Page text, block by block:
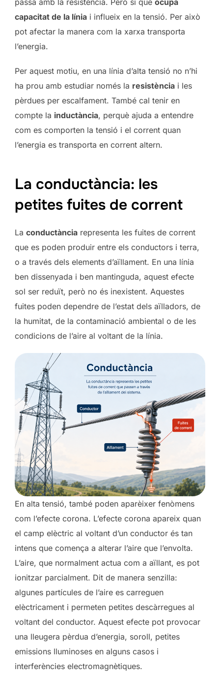
passa amb la resistència. Però sí que ocupa
capacitat de la línia i influeix en la tensió. Per això
pot afectar la manera com la xarxa transporta
l’energia.
Per aquest motiu, en una línia d’alta tensió no n’hi
ha prou amb estudiar només la resistència i les
pèrdues per escalfament. També cal tenir en
compte la inductància, perquè ajuda a entendre
com es comporten la tensió i el corrent quan
l’energia es transporta en corrent altern.
La conductància: les
petites fuites de corrent
La conductància representa les fuites de corrent
que es poden produir entre els conductors i terra,
o a través dels elements d’aïllament. En una línia
ben dissenyada i ben mantinguda, aquest efecte
sol ser reduït, però no és inexistent. Aquestes
fuites poden dependre de l’estat dels aïlladors, de
la humitat, de la contaminació ambiental o de les
condicions de l’aire al voltant de la línia.
En alta tensió, també poden aparèixer fenòmens
com l’efecte corona. L’efecte corona apareix quan
el camp elèctric al voltant d’un conductor és tan
intens que comença a alterar l’aire que l’envolta.
L’aire, que normalment actua com a aïllant, es pot
ionitzar parcialment. Dit de manera senzilla:
algunes partícules de l’aire es carreguen
elèctricament i permeten petites descàrregues al
voltant del conductor. Aquest efecte pot provocar
una lleugera pèrdua d’energia, soroll, petites
emissions lluminoses en alguns casos i
interferències electromagnètiques.